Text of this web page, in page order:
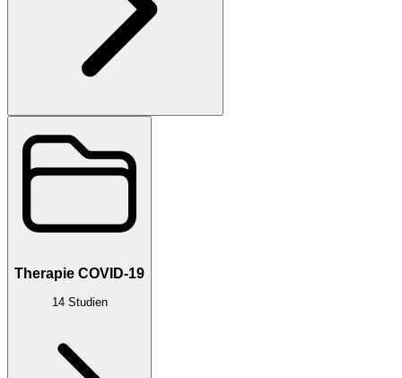
Therapie COVID-19
14 Studien